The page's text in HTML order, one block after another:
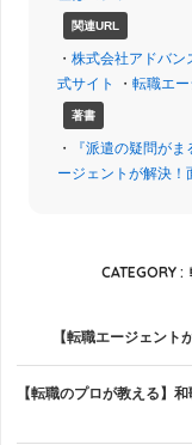
関連URL
・ 株式会社アドバン
式サイト
・ 転職エ
著書
・ 『派遣の疑問が
ージェントが解決！
CATEGORY :
【転職エージェント
【転職のプロが教える】